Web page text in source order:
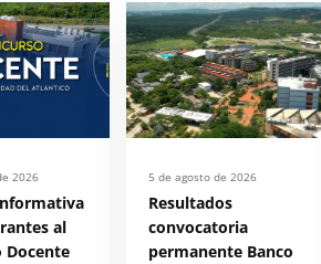
2026
al
Docente
5 de agosto de 2026
Resultados
convocatoria
permanente Banco